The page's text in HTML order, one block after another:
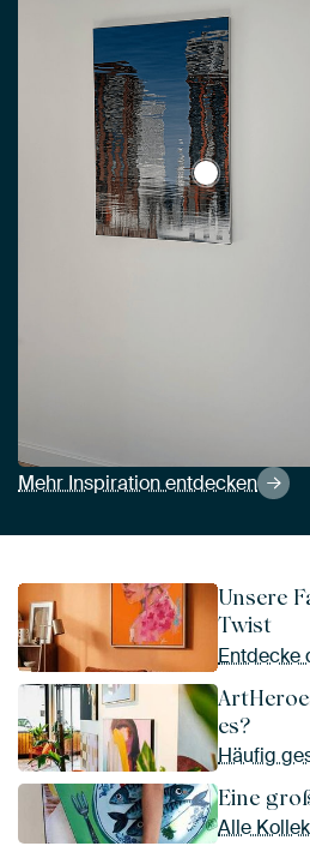
Mehr Inspiration entdecken
View
Unsere
Twist
Entdecke
es?
Häufig
Eine
Alle